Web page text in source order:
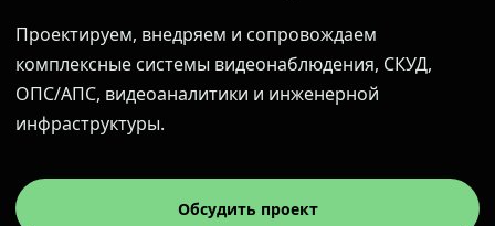
Проектируем, внедряем и сопровождаем
комплексные системы видеонаблюдения, СКУД,
ОПС/АПС, видеоаналитики и инженерной
инфраструктуры.
Обсудить проект